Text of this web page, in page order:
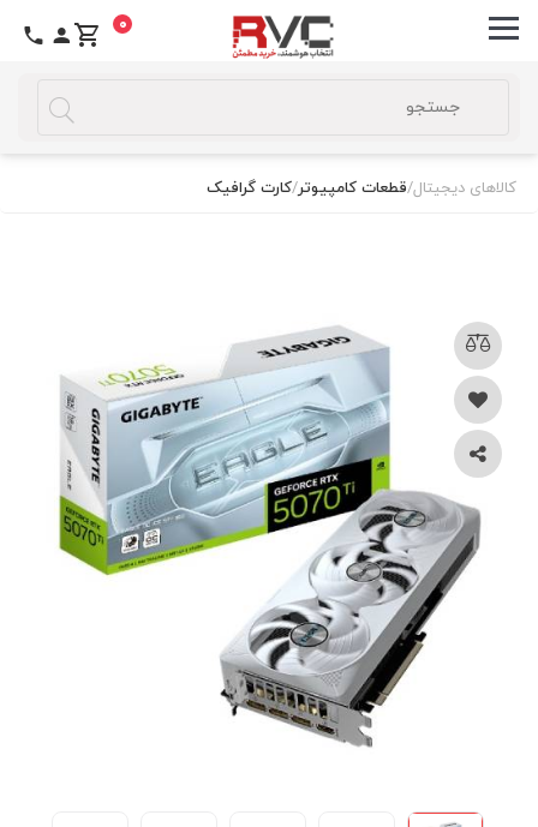
0
کالاهای دیجیتال/قطعات کامپیوتر/کارت گرافیک